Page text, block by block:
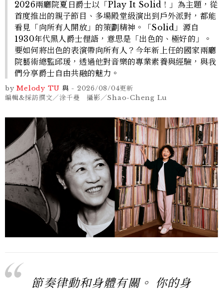
2026兩廳院夏日爵士以「Play It Solid！」為主題，從
首度推出的親子節目、多場殿堂級演出到戶外派對，都能
看見「向所有人開放」的策劃精神。「Solid」源自
1930年代黑人爵士俚語，意思是「出色的、極好的」。
要如何將出色的表演帶向所有人？今年新上任的國家兩廳
院藝術總監邱瑗，透過他對音樂的專業素養與經驗，與我
們分享爵士自由共融的魅力。
by Melody TU 與 - 2026/08/04更新
編輯&採訪撰文／涂千曼 攝影／Shao-Cheng Lu
節奏律動和身體有關。 你的身